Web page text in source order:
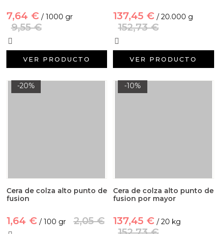
7,64 € / 1000 gr
9,55 €
VER PRODUCTO
137,45 € / 20.000 g
152,73 €
VER PRODUCTO
-20%
Cera de colza alto punto de
fusion
1,64 € / 100 gr 2,05 €
-10%
Cera de colza alto punto de
fusion por mayor
137,45 € / 20 kg